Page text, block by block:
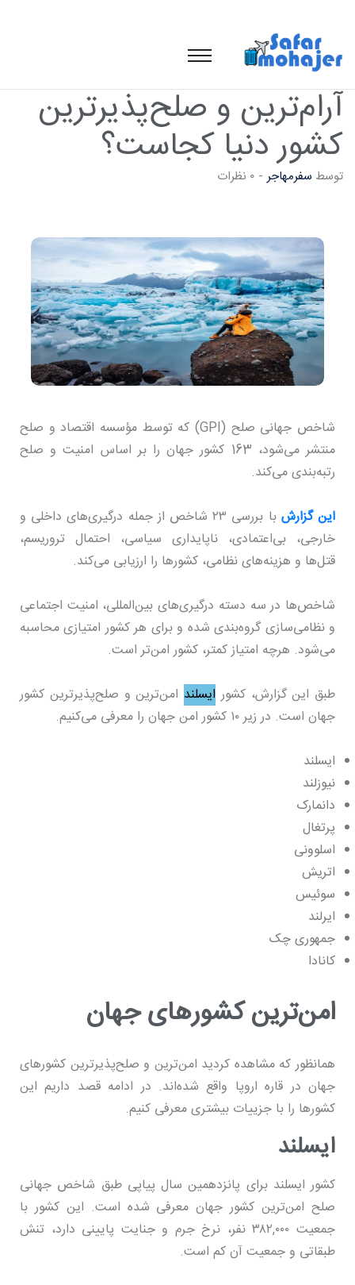
آرام‌ترین و صلح‌پذیرترین
کشور دنیا کجاست؟
توسط سفرمهاجر - ۰ نظرات
شاخص جهانی صلح (GPI) که توسط مؤسسه اقتصاد و صلح
منتشر می‌شود، 163 کشور جهان را بر اساس امنیت و صلح
رتبه‌بندی می‌کند.
این گزارش
با بررسی ۲۳ شاخص از جمله درگیری‌های داخلی و
خارجی، بی‌اعتمادی، ناپایداری سیاسی، احتمال تروریسم،
قتل‌ها و هزینه‌های نظامی، کشورها را ارزیابی می‌کند.
شاخص‌ها در سه دسته درگیری‌های بین‌المللی، امنیت اجتماعی
و نظامی‌سازی گروه‌بندی شده و برای هر کشور امتیازی محاسبه
می‌شود. هرچه امتیاز کمتر، کشور امن‌تر است.
طبق این گزارش، کشور ایسلند امن‌ترین و صلح‌پذیرترین کشور
جهان است. در زیر ۱۰ کشور امن جهان را معرفی می‌کنیم.
ایسلند
نیوزلند
دانمارک
پرتغال
اسلوونی
اتریش
سوئیس
ایرلند
جمهوری چک
کانادا
امن‌ترین کشورهای جهان
همانظور که مشاهده کردید امن‌ترین و صلح‌پذیرترین کشورهای
جهان در قاره اروپا واقع شده‌اند. در ادامه قصد داریم این
کشورها را با جزییات بیشتری معرفی کنیم.
ایسلند
کشور ایسلند برای پانزدهمین سال پیاپی طبق شاخص جهانی
صلح امن‌ترین کشور جهان معرفی شده است. این کشور با
جمعیت ۳۸۲,۰۰۰ نفر، نرخ جرم و جنایت پایینی دارد، تنش
طبقاتی و جمعیت آن کم است.